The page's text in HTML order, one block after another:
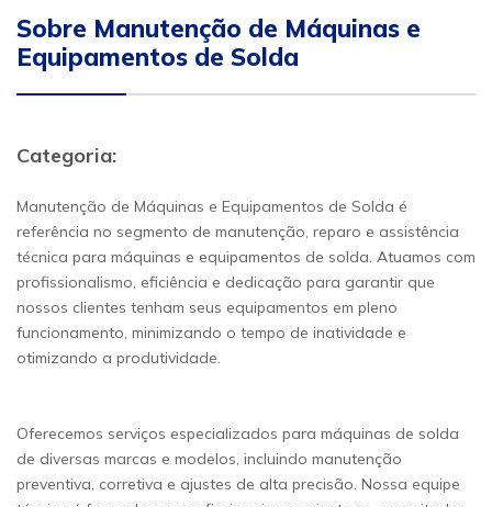
Sobre Manutenção de Máquinas e
Equipamentos de Solda
Categoria:
Manutenção de Máquinas e Equipamentos de Solda é
referência no segmento de manutenção, reparo e assistência
técnica para máquinas e equipamentos de solda. Atuamos com
profissionalismo, eficiência e dedicação para garantir que
nossos clientes tenham seus equipamentos em pleno
funcionamento, minimizando o tempo de inatividade e
otimizando a produtividade.
Oferecemos serviços especializados para máquinas de solda
de diversas marcas e modelos, incluindo manutenção
preventiva, corretiva e ajustes de alta precisão. Nossa equipe